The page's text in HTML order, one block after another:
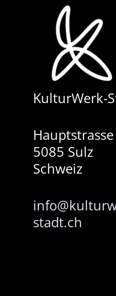
KulturWerk-
5085 Sulz
Schweiz
stadt.ch